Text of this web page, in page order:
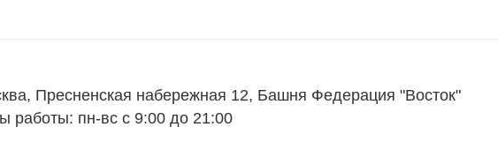
Пресненская набережная 12, Башня Федерация "Восток"
работы: пн-вс с 9:00 до 21:00